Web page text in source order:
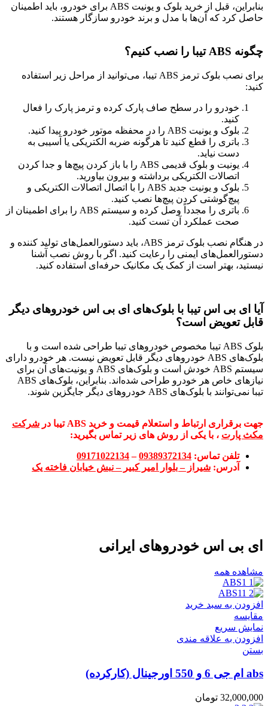
بنابراین، قبل از خرید بلوک و یونیت ABS برای خودرو، باید اطمینان
حاصل کرد که آن‌ها با مدل و برند خودرو سازگار هستند.
چگونه ABS تیبا را نصب کنیم؟
برای نصب بلوک ترمز ABS تیبا، می‌توانید از مراحل زیر استفاده
کنید:
خودرو را در سطح صاف پارک کرده و ترمز پارک را فعال
کنید.
بلوک و یونیت ABS را در محفظه موتور خودرو پیدا کنید.
باتری را قطع کنید تا هرگونه ضربه الکتریکی یا آسیبی به
دست نیاید.
یونیت و بلوک قدیمی ABS را با باز کردن پیچ‌ها و جدا کردن
اتصالات الکتریکی برداشته و بیرون بیاورید.
بلوک و یونیت جدید ABS را با اتصال اتصالات الکتریکی و
پیچ‌گوشتی کردن پیچ‌ها نصب کنید.
باتری را مجدداً وصل کرده و سیستم ABS را برای اطمینان از
صحت عملکرد آن تست کنید.
در هنگام نصب بلوک ترمز ABS، باید دستورالعمل‌های تولید کننده و
دستورالعمل‌های ایمنی را رعایت کنید. اگر با روش نصب آشنا
نیستید، بهتر است از کمک یک مکانیک حرفه‌ای استفاده کنید.
آیا ای بی اس تیبا با بلوک‌های ای بی اس خودروهای دیگر
قابل تعویض است؟
بلوک ABS تیبا مخصوص خودروهای تیبا طراحی شده است و با
بلوک‌های ABS خودروهای دیگر قابل تعویض نیست. هر خودرو دارای
سیستم ABS خودش است و بلوک‌های ABS و یونیت‌های آن برای
نیازهای خاص هر خودرو طراحی شده‌اند. بنابراین، بلوک‌های ABS
تیبا نمی‌توانند با بلوک‌های ABS خودروهای دیگر جایگزین شوند.
جهت برقراری ارتباط و استعلام قیمت و خرید ABS تیبا در شرکت
مکث پارت ، با یکی از روش های زیر تماس بگیرید:
تلفن تماس: 09389372134
–
09171022134
آدرس: شیراز – بلوار امیر کبیر – نبش خیابان فاخته یک
ای بی اس خودروهای ایرانی
مشاهده همه
افزودن به سبد خرید
مقایسه
نمایش سریع
افزودن به علاقه مندی
بستن
abs ام جی 6 و 550 اورجینال (کارکرده)
32,000,000 تومان